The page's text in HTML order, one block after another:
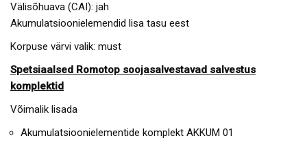
Välisõhuava (CAI): jah
Akumulatsioonielemendid lisa tasu eest
Korpuse värvi valik: must
Spetsiaalsed Romotop soojasalvestavad salvestus
komplektid
Võimalik lisada
Akumulatsioonielementide komplekt AKKUM 01